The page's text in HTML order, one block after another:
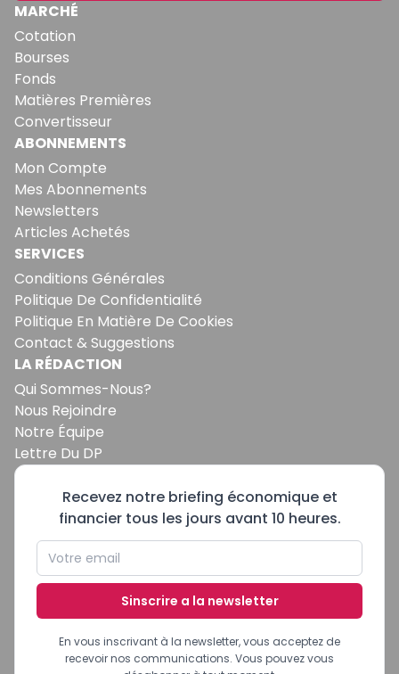
MARCHÉ
Cotation
Bourses
Fonds
Matières Premières
Convertisseur
ABONNEMENTS
Mon Compte
Mes Abonnements
Newsletters
Articles Achetés
SERVICES
Conditions Générales
Politique De Confidentialité
Politique En Matière De Cookies
Contact & Suggestions
LA RÉDACTION
Qui Sommes-Nous?
Nous Rejoindre
Notre Équipe
Lettre Du DP
Recevez notre briefing économique et
financier tous les jours avant 10 heures.
Sinscrire a la newsletter
En vous inscrivant à la newsletter, vous acceptez de
recevoir nos communications. Vous pouvez vous